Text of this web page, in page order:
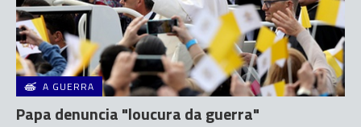
A GUERRA
Papa denuncia "loucura da guerra"